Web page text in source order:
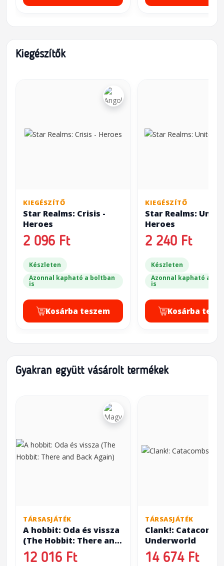
Kiegészítők
KIEGÉSZÍTŐ
Star Realms: Crisis -
Heroes
2 096 Ft
Készleten
Azonnal kapható a boltban
is
Kosárba teszem
KIEGÉSZÍTŐ
Star Realms:
Heroes
2 240 Ft
Készleten
Azonnal kapható a
is
Kosárba
Gyakran együtt vásárolt termékek
TÁRSASJÁTÉK
A hobbit: Oda és vissza
(The Hobbit: There and
Back Again)
12 016 Ft
TÁRSASJÁTÉK
Clank!: Catacombs
Underworld
14 674 Ft